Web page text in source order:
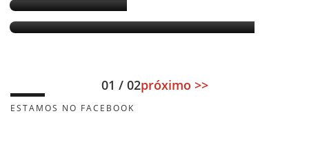
Petistas sonham com Caetano na Serin
01 / 02próximo >>
ESTAMOS NO FACEBOOK